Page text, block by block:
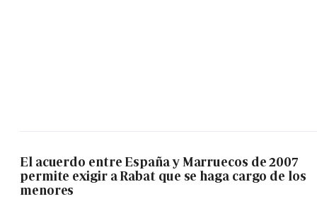
El acuerdo entre España y Marruecos de 2007
permite exigir a Rabat que se haga cargo de los
menores